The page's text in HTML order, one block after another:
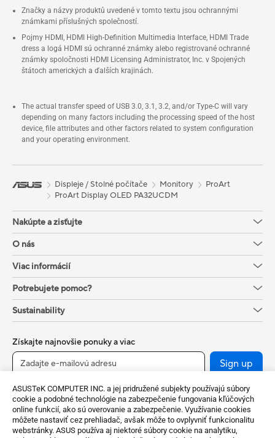
ASUSTeK COMPUTER INC. a jej pridružené subjekty používajú súbory
cookie a podobné technológie na zabezpečenie fungovania kľúčových
online funkcií, ako sú overovanie a zabezpečenie. Využívanie cookies
môžete nastaviť cez prehliadač, avšak môže to ovplyvniť funkcionalitu
webstránky. ASUS používa aj niektoré súbory cookie na analytiku,
Značky a názvy produktů uvedené v tomto textu jsou ochrannými
známkami příslušných společností.
Pojmy HDMI, HDMI High-Definition Multimedia Interface, HDMI Trade
dress a logá HDMI sú ochranné známky alebo registrované ochranné
známky spoločnosti HDMI Licensing Administrator, Inc. v Spojených
štátoch amerických a ďalších krajinách.
The actual transfer speed of USB 3.0, 3.1, 3.2, and/or Type-C will vary
depending on many factors including the processing speed of the host
device, file attributes and other factors related to system configuration
and your operating environment.
Displeje / Stolné počítače Monitory
ProArt
ProArt Display OLED PA32UCDM
Nakúpte a zisťujte
O nás
Viac informácií
Potrebujete pomoc?
Sustainability
Získajte najnovšie ponuky a viac
Sign up